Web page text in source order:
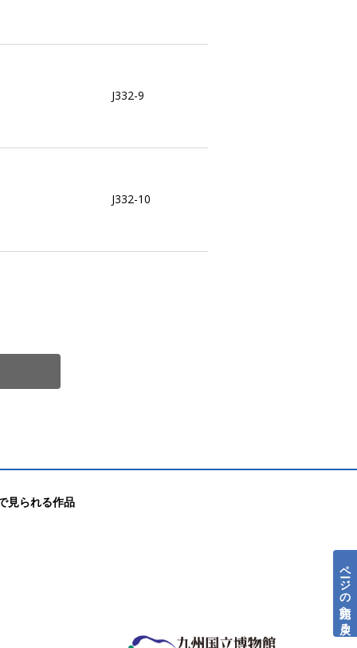
J332-9
J332-10
ページの先頭へ戻る
見られる作品